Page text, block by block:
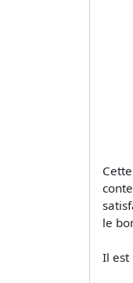
le
Il est